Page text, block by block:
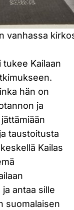
vanhassa
Kailaan
hän on
ja
taustoitusta
Kailas
antaa sille
suomalaisen